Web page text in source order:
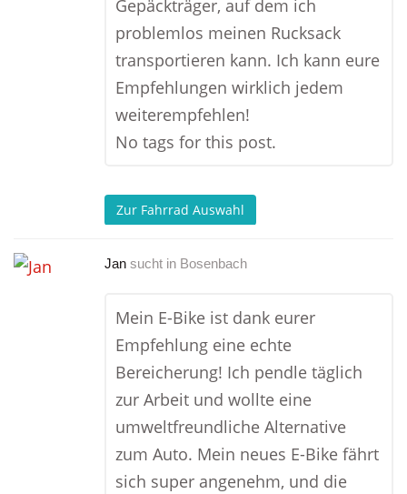
Gepäckträger, auf dem ich
problemlos meinen Rucksack
transportieren kann. Ich kann eure
Empfehlungen wirklich jedem
weiterempfehlen!
No tags for this post.
Zur Fahrrad Auswahl
Jan sucht in Bosenbach
Mein E-Bike ist dank eurer
Empfehlung eine echte
Bereicherung! Ich pendle täglich
zur Arbeit und wollte eine
umweltfreundliche Alternative
zum Auto. Mein neues E-Bike fährt
sich super angenehm, und die